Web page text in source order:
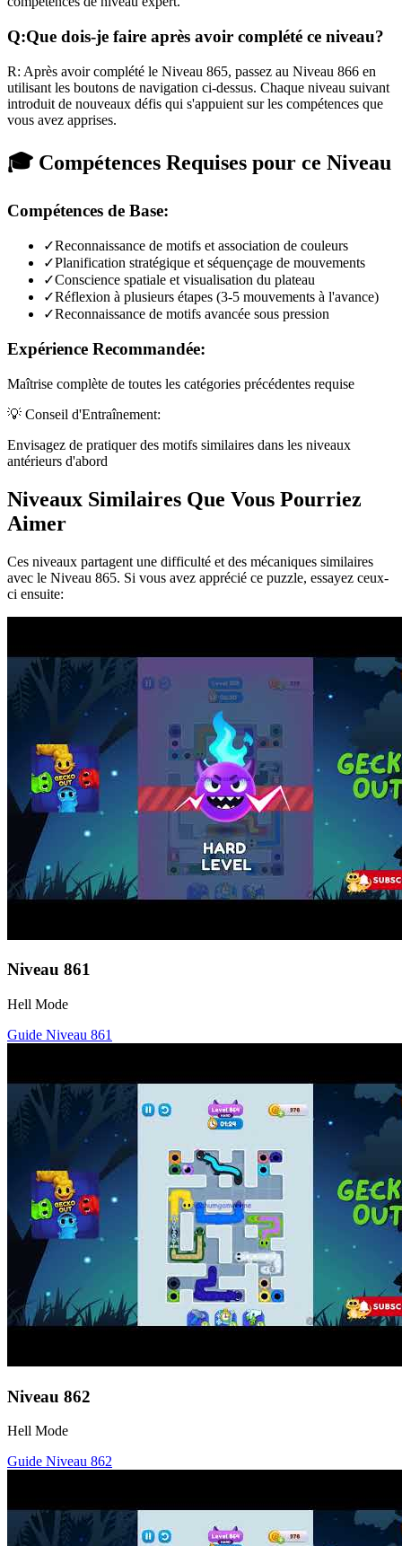
Q:Que dois-je faire après avoir complété ce niveau?
R: Après avoir complété le Niveau 865, passez au Niveau 866 en
utilisant les boutons de navigation ci-dessus. Chaque niveau suivant
introduit de nouveaux défis qui s'appuient sur les compétences que
vous avez apprises.
🎓 Compétences Requises pour ce Niveau
Compétences de Base:
✓Reconnaissance de motifs et association de couleurs
✓Planification stratégique et séquençage de mouvements
✓Conscience spatiale et visualisation du plateau
✓Réflexion à plusieurs étapes (3-5 mouvements à l'avance)
✓Reconnaissance de motifs avancée sous pression
Expérience Recommandée:
Maîtrise complète de toutes les catégories précédentes requise
💡 Conseil d'Entraînement:
Envisagez de pratiquer des motifs similaires dans les niveaux
antérieurs d'abord
Niveaux Similaires Que Vous Pourriez
Aimer
Ces niveaux partagent une difficulté et des mécaniques similaires
avec le Niveau 865. Si vous avez apprécié ce puzzle, essayez ceux-
ci ensuite:
Niveau 861
Hell Mode
Guide Niveau 861
Niveau 862
Hell Mode
Guide Niveau 862